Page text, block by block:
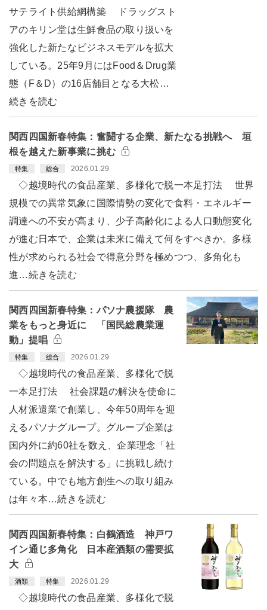
サテライト供給網構築 ドラッグスト
アのキリン堂は生鮮食品の取り扱いを
強化した新たなビジネスモデルを拡大
している。25年9月にはFood＆Drug業
態（F＆D）の16店舗目となる大松…
続きを読む
関西四国新春特集：奮闘する企業、新たなる挑戦へ 垣
根を越えた新事業に挑む
特集 総合 2026.01.29
◇越境時代の食品産業、多様化で脱一本足打法 世界
規模での異常気象に国際情勢の変化で食料・エネルギー
調達への不安が高まり、少子高齢化による人口動態変化
が進む日本で、企業は未来に備えて何をすべきか。多様
性が求められる社会で得意分野を極めつつ、多角化も
進…続きを読む
関西四国新春特集：パソナ農援隊 農
業をもっと身近に 「国民総農業運
動」提唱
特集 総合 2026.01.29
◇越境時代の食品産業、多様化で脱
一本足打法 社会課題の解決を使命に
人材派遣業で創業し、今年50周年を迎
えるパソナグループ。グループ企業は
国内外に約60社を数え、企業理念「社
会の問題点を解決する」に挑戦し続け
ている。中でも地方創生への取り組み
は年々本…続きを読む
関西四国新春特集：白鶴酒造 神戸ワ
イン通じ多角化 日本産酒類の需要拡
大
酒類 特集 2026.01.29
◇越境時代の食品産業、多様化で脱